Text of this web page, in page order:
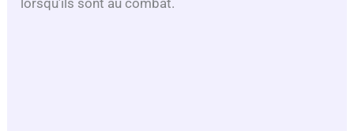
lorsqu’ils sont au combat.